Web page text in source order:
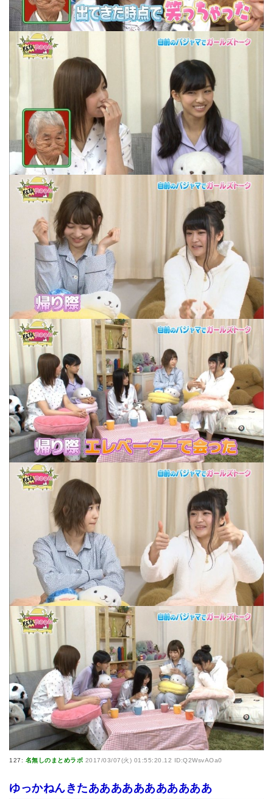
127: 名無しのまとめラボ 2017/03/07(火) 01:55:20.12 ID:Q2WsvAOa0
ゆっかねんきたあああああああああああ